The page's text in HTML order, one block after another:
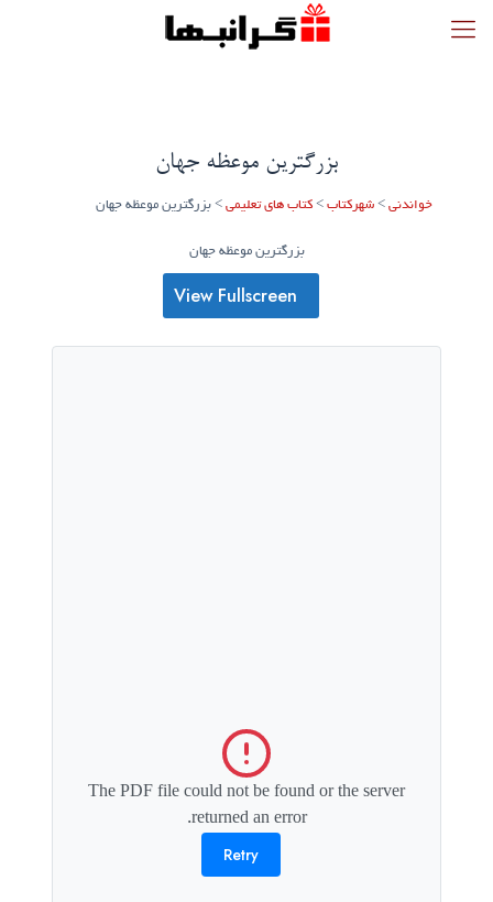
بزرگترین موعظه جهان
خواندنی> شهرکتاب> کتاب های تعلیمی> بزرگترین موعظه جهان
بزرگترین موعظه جهان
View Fullscreen
The PDF file could not be found or the server
returned an error.
Retry